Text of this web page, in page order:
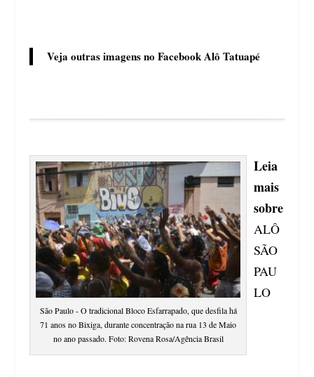
Veja outras imagens no Facebook Alô Tatuapé
São Paulo - O tradicional Bloco Esfarrapado, que desfila há
71 anos no Bixiga, durante concentração na rua 13 de Maio
no ano passado. Foto: Rovena Rosa/Agência Brasil
Leia
mais
sobre
ALÔ
SÃO
PAU
LO